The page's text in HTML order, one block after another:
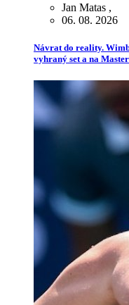
Jan Matas ,
06. 08. 2026
Návrat do reality.
vyhraný set a na